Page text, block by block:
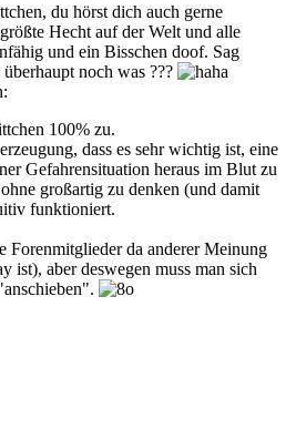
du hörst dich auch gerne
Hecht auf der Welt und alle
und ein Bisschen doof. Sag
noch was ???
100% zu.
dass es sehr wichtig ist, eine
Gefahrensituation heraus im Blut zu
großartig zu denken (und damit
funktioniert.
Forenmitglieder da anderer Meinung
ist), aber deswegen muss man sich